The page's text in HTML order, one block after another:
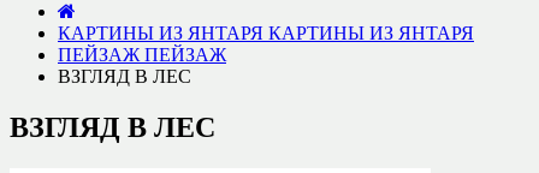
КАРТИНЫ ИЗ ЯНТАРЯ КАРТИНЫ ИЗ ЯНТАРЯ
ПЕЙЗАЖ ПЕЙЗАЖ
ВЗГЛЯД В ЛЕС
ВЗГЛЯД В ЛЕС